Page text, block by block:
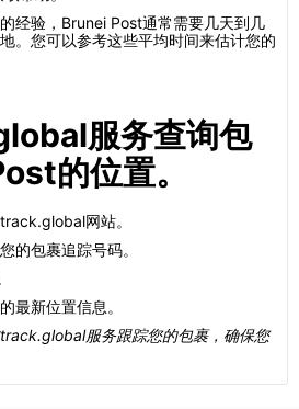
经验，Brunei Post通常需要几天到几
。您可以参考这些平均时间来估计您的
服务查询包
的位置。
网站。
的包裹追踪号码。
最新位置信息。
服务跟踪您的包裹，确保您